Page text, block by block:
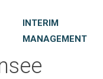
INTERIM
MANAGEMENT